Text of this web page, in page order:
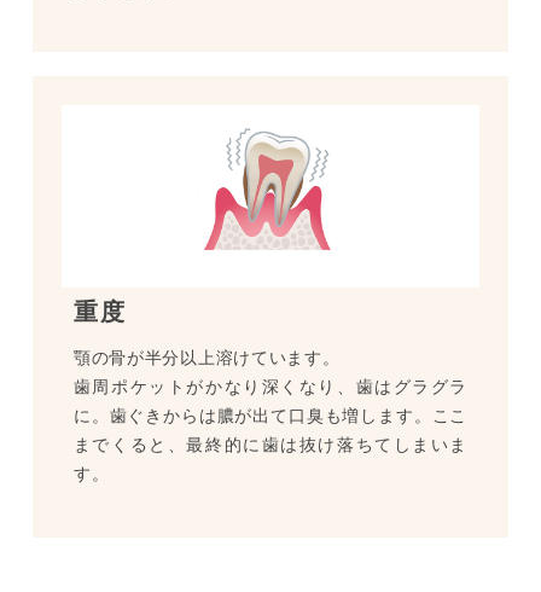
重度
顎の骨が半分以上溶けています。
歯周ポケットがかなり深くなり、歯はグラグラ
に。歯ぐきからは膿が出て口臭も増します。ここ
までくると、最終的に歯は抜け落ちてしまいま
す。